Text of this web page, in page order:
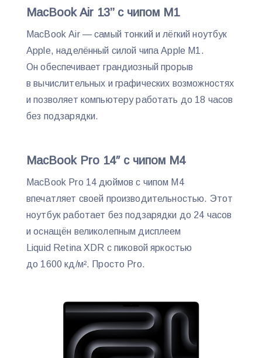
MacBook Air 13’’ c чипом M1
MacBook Air — самый тонкий и лёгкий ноутбук
Apple, наделённый силой чипа Apple M1.
Он обеспечивает грандиозный прорыв
в вычислительных и графических возможностях
и позволяет компьютеру работать до 18 часов
без подзарядки.
MacBook Pro 14″ с чипом M4
MacBook Pro 14 дюймов c чипом M4
впечатляет своей производительностью. Этот
ноутбук работает без подзарядки до 24 часов
и оснащён великолепным дисплеем
Liquid Retina XDR с пиковой яркостью
до 1600 кд/м². Просто Pro.